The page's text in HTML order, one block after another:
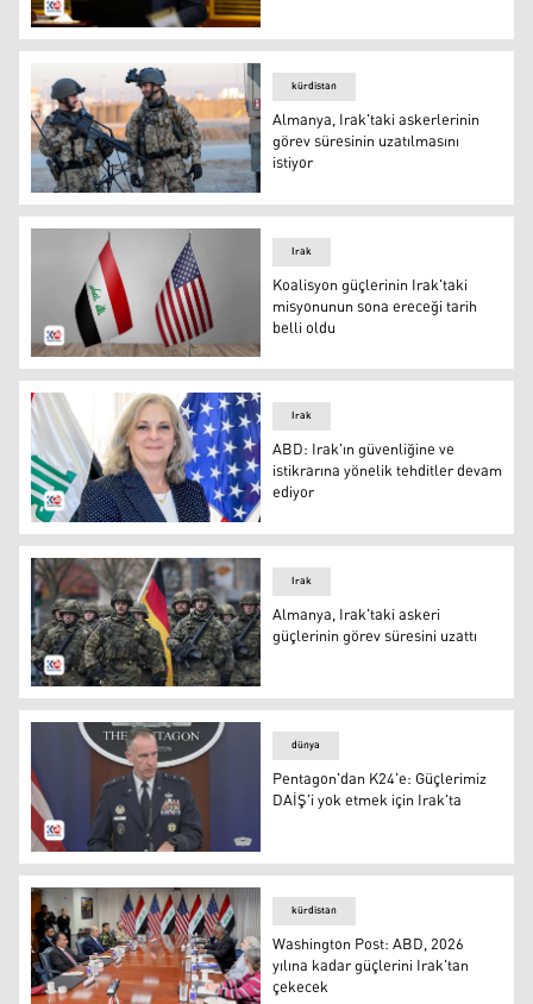
Irak Başbakanı Muhammed Şiya Sudani
Irak'taki Alman askerleri
kürdistan
Almanya, Irak'taki askerlerinin
görev süresinin uzatılmasını
istiyor
Koalisyon güçlerinin Irak'taki misyonunun sona
Irak
Koalisyon güçlerinin Irak'taki
misyonunun sona ereceği tarih
belli oldu
ABD'nin Irak Büyükelçisi Alina Romanowski
Irak
ABD: Irak'ın güvenliğine ve
istikrarına yönelik tehditler devam
ediyor
Almanya, Irak'taki askeri güçlerinin görev süresini uzattı
Irak
Almanya, Irak'taki askeri
güçlerinin görev süresini uzattı
ABD Savunma Bakanlığı (Pentagon) Sözcüsü Patrick
dünya
Pentagon'dan K24'e: Güçlerimiz
DAİŞ'i yok etmek için Irak'ta
kürdistan
Washington Post: ABD, 2026
yılına kadar güçlerini Irak'tan
çekecek